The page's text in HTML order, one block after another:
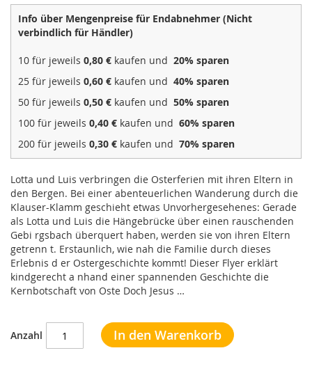
Info über Mengenpreise für Endabnehmer (Nicht
verbindlich für Händler)
10 für jeweils 0,80 € kaufen und 20% sparen
25 für jeweils 0,60 € kaufen und 40% sparen
50 für jeweils 0,50 € kaufen und 50% sparen
100 für jeweils 0,40 € kaufen und 60% sparen
200 für jeweils 0,30 € kaufen und 70% sparen
Lotta und Luis verbringen die Osterferien mit ihren Eltern in
den Bergen. Bei einer abenteuerlichen Wanderung durch die
Klauser-Klamm geschieht etwas Unvorhergesehenes: Gerade
als Lotta und Luis die Hängebrücke über einen rauschenden
Gebi rgsbach überquert haben, werden sie von ihren Eltern
getrenn t. Erstaunlich, wie nah die Familie durch dieses
Erlebnis d er Ostergeschichte kommt! Dieser Flyer erklärt
kindgerecht a nhand einer spannenden Geschichte die
Kernbotschaft von Oste Doch Jesus …
Anzahl In den Warenkorb